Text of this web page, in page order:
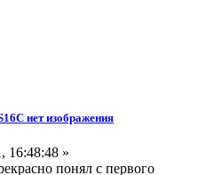
нет изображения
16:48:48 »
понял с первого